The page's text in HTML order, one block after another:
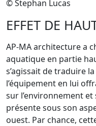
© Stephan Lucas
EFFET DE
AP-MA architecture a
aquatique en partie
s’agissait de traduire
l’équipement en lui
sur l’environnement
présente sous son
ouest. Par chance,